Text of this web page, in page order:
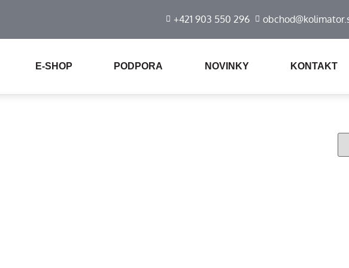
+421 903 550 296
E-SHOP PODPORA NOVINKY KONTAKT